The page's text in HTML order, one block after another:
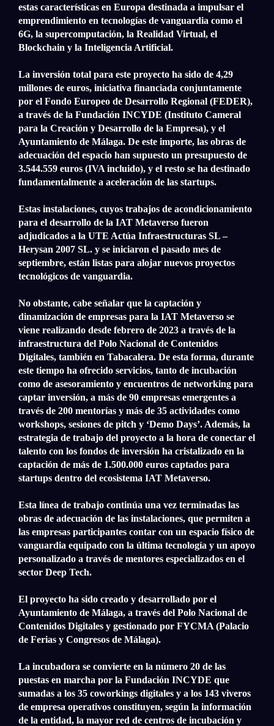
estas características en Europa destinada a impulsar el
emprendimiento en tecnologías de vanguardia como el
6G, la supercomputación, la Realidad Virtual, el
Blockchain y la Inteligencia Artificial.
La inversión total para este proyecto ha sido de 4,29
millones de euros, iniciativa financiada conjuntamente
por el Fondo Europeo de Desarrollo Regional (FEDER),
a través de la Fundación INCYDE (Instituto Cameral
para la Creación y Desarrollo de la Empresa), y el
Ayuntamiento de Málaga. De este importe, las obras de
adecuación del espacio han supuesto un presupuesto de
3.544.559 euros (IVA incluido), y el resto se ha destinado
fundamentalmente a aceleración de las startups.
Estas instalaciones, cuyos trabajos de acondicionamiento
para el desarrollo de la IAT Metaverso fueron
adjudicados a la UTE Actúa Infraestructuras SL –
Herysan 2007 SL. y se iniciaron el pasado mes de
septiembre, están listas para alojar nuevos proyectos
tecnológicos de vanguardia.
No obstante, cabe señalar que la captación y
dinamización de empresas para la IAT Metaverso se
viene realizando desde febrero de 2023 a través de la
infraestructura del Polo Nacional de Contenidos
Digitales, también en Tabacalera. De esta forma, durante
este tiempo ha ofrecido servicios, tanto de incubación
como de asesoramiento y encuentros de networking para
captar inversión, a más de 90 empresas emergentes a
través de 200 mentorías y más de 35 actividades como
workshops, sesiones de pitch y ‘Demo Days’. Además, la
estrategia de trabajo del proyecto a la hora de conectar el
talento con los fondos de inversión ha cristalizado en la
captación de más de 1.500.000 euros captados para
startups dentro del ecosistema IAT Metaverso.
Esta línea de trabajo continúa una vez terminadas las
obras de adecuación de las instalaciones, que permiten a
las empresas participantes contar con un espacio físico de
vanguardia equipado con la última tecnología y un apoyo
personalizado a través de mentores especializados en el
sector Deep Tech.
El proyecto ha sido creado y desarrollado por el
Ayuntamiento de Málaga, a través del Polo Nacional de
Contenidos Digitales y gestionado por FYCMA (Palacio
de Ferias y Congresos de Málaga).
La incubadora se convierte en la número 20 de las
puestas en marcha por la Fundación INCYDE que
sumadas a los 35 coworkings digitales y a los 143 viveros
de empresa operativos constituyen, según la información
de la entidad, la mayor red de centros de incubación y